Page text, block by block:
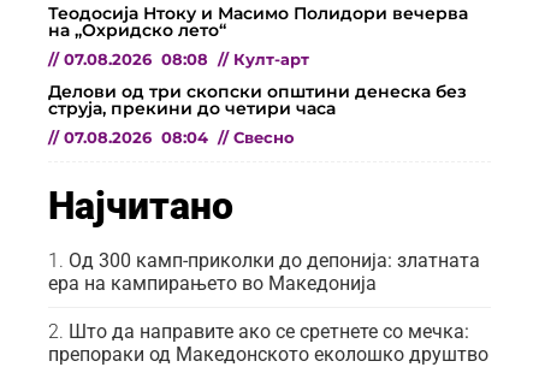
Теодосија Нтоку и Масимо Полидори вечерва
на „Охридско лето“
// 07.08.2026 08:08 // Култ-арт
Делови од три скопски општини денеска без
струја, прекини до четири часа
// 07.08.2026 08:04 // Свесно
Најчитано
Од 300 камп-приколки до депонија: златната
ера на кампирањето во Македонија
Што да направите ако се сретнете со мечка:
препораки од Македонското еколошко друштво